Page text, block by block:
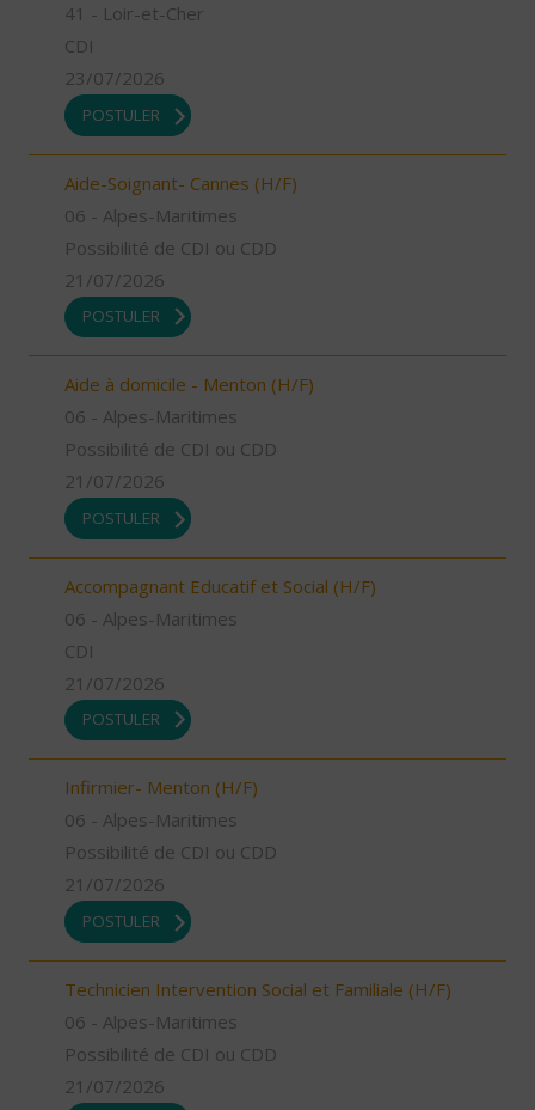
41 - Loir-et-Cher
CDI
23/07/2026
POSTULER
Aide-Soignant- Cannes (H/F)
06 - Alpes-Maritimes
Possibilité de CDI ou CDD
21/07/2026
POSTULER
Aide à domicile - Menton (H/F)
06 - Alpes-Maritimes
Possibilité de CDI ou CDD
21/07/2026
POSTULER
Accompagnant Educatif et Social (H/F)
06 - Alpes-Maritimes
CDI
21/07/2026
POSTULER
Infirmier- Menton (H/F)
06 - Alpes-Maritimes
Possibilité de CDI ou CDD
21/07/2026
POSTULER
Technicien Intervention Social et Familiale (H/F)
06 - Alpes-Maritimes
Possibilité de CDI ou CDD
21/07/2026